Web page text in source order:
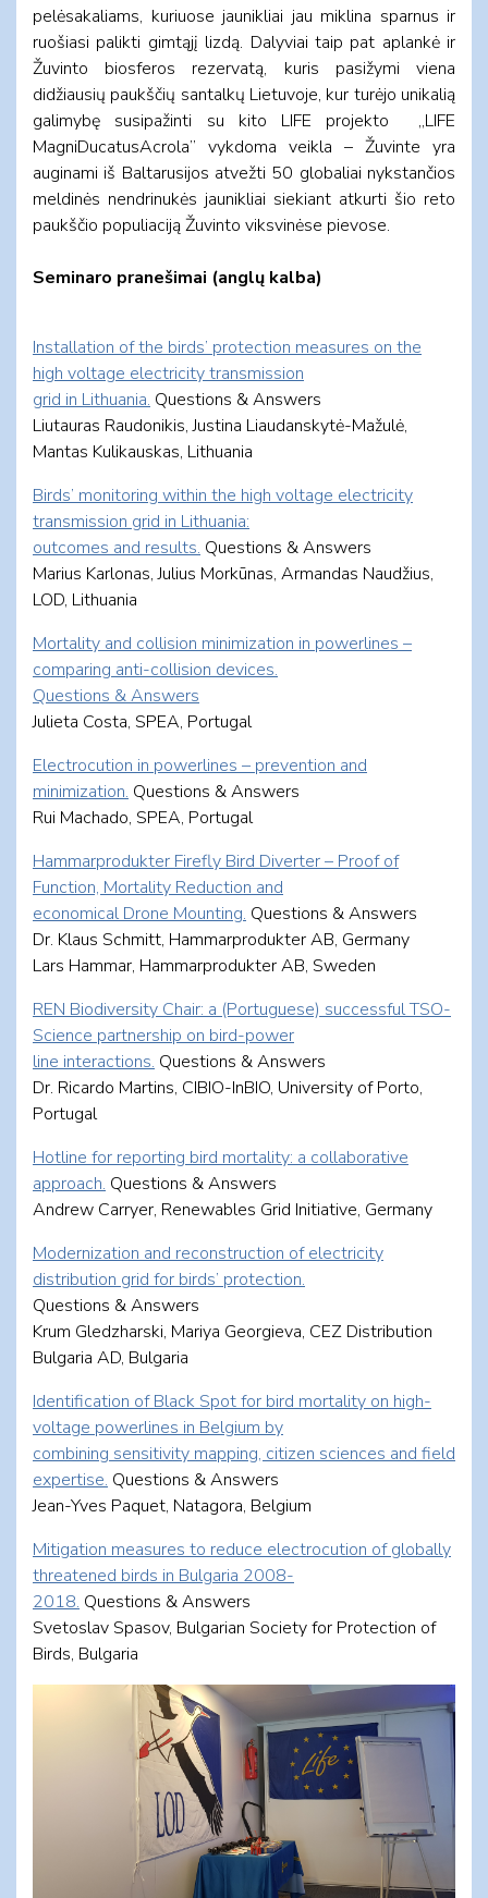
pelėsakaliams, kuriuose jaunikliai jau miklina sparnus ir
ruošiasi palikti gimtąjį lizdą. Dalyviai taip pat aplankė ir
Žuvinto biosferos rezervatą, kuris pasižymi viena
didžiausių paukščių santalkų Lietuvoje, kur turėjo unikalią
galimybę susipažinti su kito LIFE projekto „LIFE
MagniDucatusAcrola” vykdoma veikla – Žuvinte yra
auginami iš Baltarusijos atvežti 50 globaliai nykstančios
meldinės nendrinukės jaunikliai siekiant atkurti šio reto
paukščio populiaciją Žuvinto viksvinėse pievose.
Seminaro pranešimai (anglų kalba)
Installation of the birds’ protection measures on the
high voltage electricity transmission
grid in Lithuania. Questions & Answers
Liutauras Raudonikis, Justina Liaudanskytė-Mažulė,
Mantas Kulikauskas, Lithuania
Birds’ monitoring within the high voltage electricity
transmission grid in Lithuania:
outcomes and results. Questions & Answers
Marius Karlonas, Julius Morkūnas, Armandas Naudžius,
LOD, Lithuania
Mortality and collision minimization in powerlines –
comparing anti-collision devices.
Questions & Answers
Julieta Costa, SPEA, Portugal
Electrocution in powerlines – prevention and
minimization. Questions & Answers
Rui Machado, SPEA, Portugal
Hammarprodukter Firefly Bird Diverter – Proof of
Function, Mortality Reduction and
economical Drone Mounting. Questions & Answers
Dr. Klaus Schmitt, Hammarprodukter AB, Germany
Lars Hammar, Hammarprodukter AB, Sweden
REN Biodiversity Chair: a (Portuguese) successful TSO-
Science partnership on bird-power
line interactions. Questions & Answers
Dr. Ricardo Martins, CIBIO-InBIO, University of Porto,
Portugal
Hotline for reporting bird mortality: a collaborative
approach. Questions & Answers
Andrew Carryer, Renewables Grid Initiative, Germany
Modernization and reconstruction of electricity
distribution grid for birds’ protection.
Questions & Answers
Krum Gledzharski, Mariya Georgieva, CEZ Distribution
Bulgaria AD, Bulgaria
Identification of Black Spot for bird mortality on high-
voltage powerlines in Belgium by
combining sensitivity mapping, citizen sciences and field
expertise. Questions & Answers
Jean-Yves Paquet, Natagora, Belgium
Mitigation measures to reduce electrocution of globally
threatened birds in Bulgaria 2008-
2018. Questions & Answers
Svetoslav Spasov, Bulgarian Society for Protection of
Birds, Bulgaria